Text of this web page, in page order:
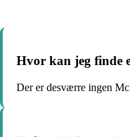
Hvor kan jeg finde
Der er desværre ingen